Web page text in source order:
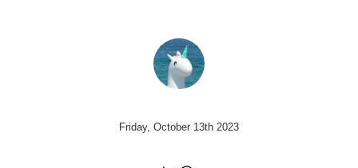
Friday, October 13th 2023